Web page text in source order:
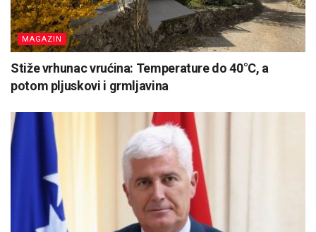
MAGAZIN
Stiže vrhunac vrućina: Temperature do 40°C, a
potom pljuskovi i grmljavina